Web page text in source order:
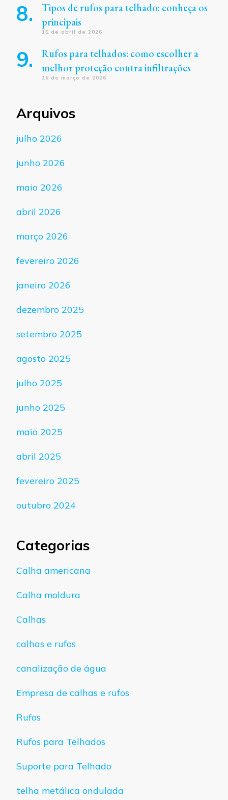
Tipos de rufos para telhado: conheça os
principais
15 de abril de 2026
Rufos para telhados: como escolher a
melhor proteção contra infiltrações
26 de março de 2026
Arquivos
julho 2026
junho 2026
maio 2026
abril 2026
março 2026
fevereiro 2026
janeiro 2026
dezembro 2025
setembro 2025
agosto 2025
julho 2025
junho 2025
maio 2025
abril 2025
fevereiro 2025
outubro 2024
Categorias
Calha americana
Calha moldura
Calhas
calhas e rufos
canalização de água
Empresa de calhas e rufos
Rufos
Rufos para Telhados
Suporte para Telhado
telha metálica ondulada